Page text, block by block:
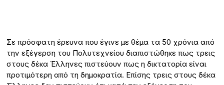
Σε πρόσφατη έρευνα που έγινε με θέμα τα 50 χρόνια από
την εξέγερση του Πολυτεχνείου διαπιστώθηκε πως τρεις
στους δέκα Έλληνες πιστεύουν πως η δικτατορία είναι
προτιμότερη από τη δημοκρατία. Επίσης τρεις στους δέκα